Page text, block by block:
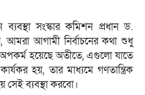
ব্যবস্থা সংস্কার কমিশন প্রধান ড.
আগামী নির্বাচনের কথা শুধু
অপকর্ম হয়েছে অতীতে, এগুলো যাতে
হয়, তার মাধ্যমে গণতান্ত্রিক
সেই ব্যবস্থা করবো।